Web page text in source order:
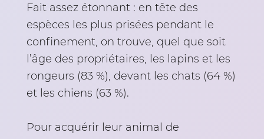
Fait assez étonnant : en tête des
espèces les plus prisées pendant le
confinement, on trouve, quel que soit
l’âge des propriétaires, les lapins et les
rongeurs (83 %), devant les chats (64 %)
et les chiens (63 %).
Pour acquérir leur animal de